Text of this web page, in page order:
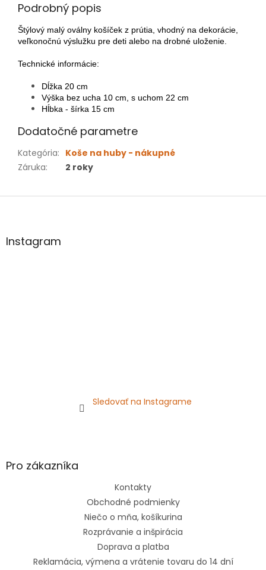
Podrobný popis
Štýlový malý oválny košíček z prútia, vhodný na dekorácie,
veľkonočnú výslužku pre deti alebo na drobné uloženie.
Technické informácie:
Dĺžka 20 cm
Výška bez ucha 10 cm, s uchom 22 cm
Hĺbka - šírka 15 cm
Dodatočné parametre
Kategória: Koše na huby - nákupné
Záruka: 2 roky
Z
äInstagram
Sledovať na Instagrame
Pro zákazníka
Kontakty
Obchodné podmienky
Niečo o mňa, košíkurina
Rozprávanie a inšpirácia
Doprava a platba
Reklamácia, výmena a vrátenie tovaru do 14 dní